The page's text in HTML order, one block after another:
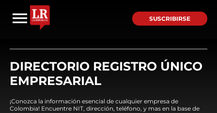
SUSCRIBIRSE
DIRECTORIO REGISTRO ÚNICO
EMPRESARIAL
¡Conozca la información esencial de cualquier empresa de
Colombia! Encuentre NIT, dirección, teléfono, y mas en la base de